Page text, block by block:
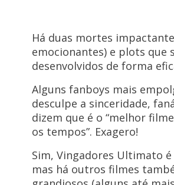
Há duas mortes
emocionantes) e plots que
desenvolvidos de forma
Alguns fanboys mais
desculpe a sinceridade,
dizem que é o “melhor
os tempos”. Exagero!
Sim, Vingadores Ultimato é
mas há outros filmes